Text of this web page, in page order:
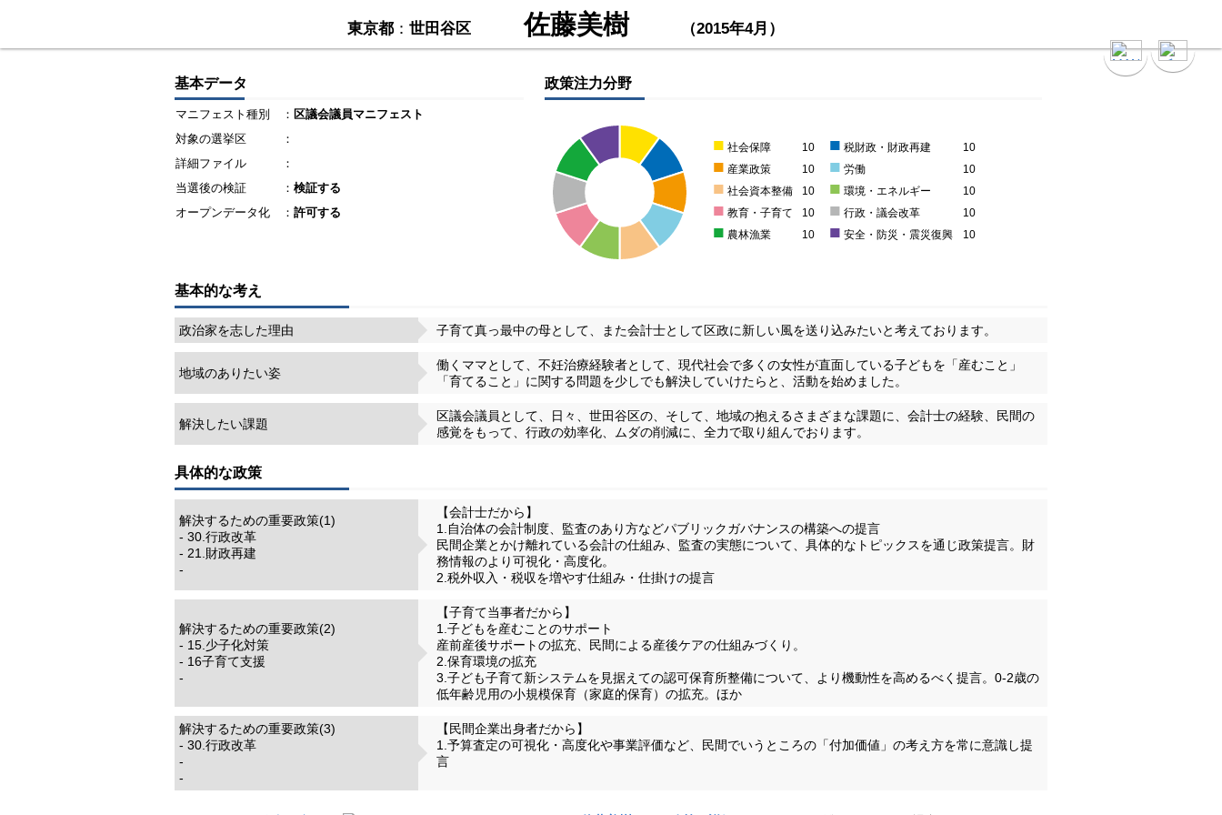
東京都： 世田谷区 佐藤美樹 （2015年4月）
基本データ
マニフェスト種別 ： 区議会議員マニフェスト
対象の選挙区
：
詳細ファイル
：
当選後の検証
： 検証する
オープンデータ化
： 許可する
政策注力分野
■ 社会保障 10 ■ 税財政・財政再建 10
■ 産業政策 10 ■ 労働 10
■ 社会資本整備 10 ■ 環境・エネルギー 10
■ 教育・子育て 10 ■ 行政・議会改革 10
■ 農林漁業 10 ■ 安全・防災・震災復興 10
基本的な考え
政治家を志した理由 子育て真っ最中の母として、また会計士として区政に新しい風を送り込みたいと考えております。
地域のありたい姿
働くママとして、不妊治療経験者として、現代社会で多くの女性が直面している子どもを「産むこと」
「育てること」に関する問題を少しでも解決していけたらと、活動を始めました。
解決したい課題
区議会議員として、日々、世田谷区の、そして、地域の抱えるさまざまな課題に、会計士の経験、民間の
感覚をもって、行政の効率化、ムダの削減に、全力で取り組んでおります。
具体的な政策
解決するための重要政策(1)
- 30.行政改革
- 21.財政再建
-
【会計士だから】
1.自治体の会計制度、監査のあり方などパブリックガバナンスの構築への提言
民間企業とかけ離れている会計の仕組み、監査の実態について、具体的なトピックスを通じ政策提言。財
務情報のより可視化・高度化。
2.税外収入・税収を増やす仕組み・仕掛けの提言
解決するための重要政策(2)
- 15.少子化対策
- 16子育て支援
-
【子育て当事者だから】
1.子どもを産むことのサポート
産前産後サポートの拡充、民間による産後ケアの仕組みづくり。
2.保育環境の拡充
3.子ども子育て新システムを見据えての認可保育所整備について、より機動性を高めるべく提言。0-2歳の
低年齢児用の小規模保育（家庭的保育）の拡充。ほか
解決するための重要政策(3)
- 30.行政改革
-
-
【民間企業出身者だから】
1.予算査定の可視化・高度化や事業評価など、民間でいうところの「付加価値」の考え方を常に意識し提
言